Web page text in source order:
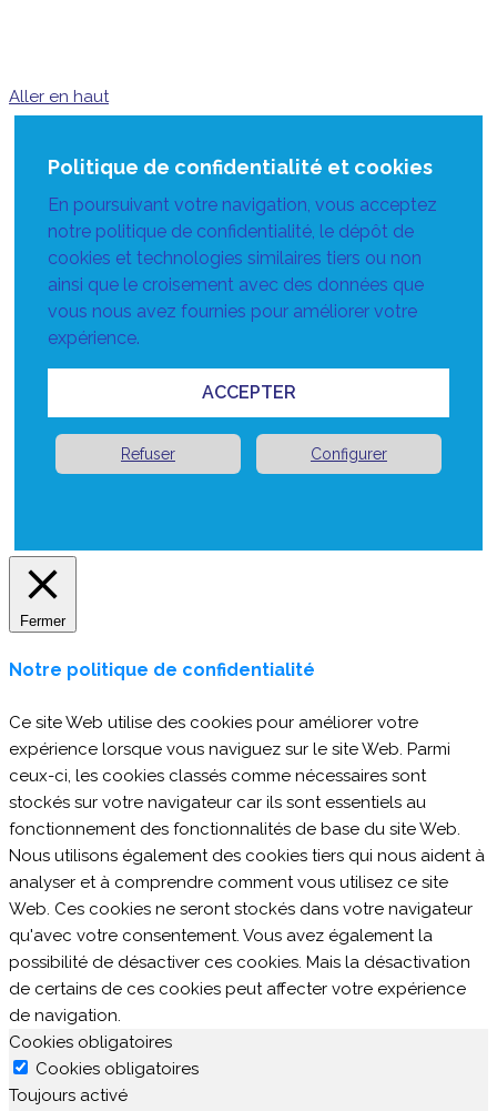
Aller en haut
Politique de confidentialité et cookies
En poursuivant votre navigation, vous acceptez
notre politique de confidentialité, le dépôt de
cookies et technologies similaires tiers ou non
ainsi que le croisement avec des données que
vous nous avez fournies pour améliorer votre
expérience.
ACCEPTER
Refuser Configurer
Fermer
Notre politique de confidentialité
Ce site Web utilise des cookies pour améliorer votre
expérience lorsque vous naviguez sur le site Web. Parmi
ceux-ci, les cookies classés comme nécessaires sont
stockés sur votre navigateur car ils sont essentiels au
fonctionnement des fonctionnalités de base du site Web.
Nous utilisons également des cookies tiers qui nous aident à
analyser et à comprendre comment vous utilisez ce site
Web. Ces cookies ne seront stockés dans votre navigateur
qu'avec votre consentement. Vous avez également la
possibilité de désactiver ces cookies. Mais la désactivation
de certains de ces cookies peut affecter votre expérience
de navigation.
Cookies obligatoires
Cookies obligatoires
Toujours activé